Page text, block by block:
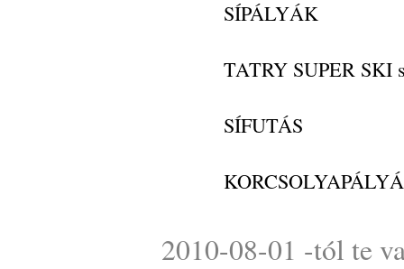
SÍPÁLYÁK
TATRY SUPER SKI
SÍFUTÁS
2010-08-01 -tól te